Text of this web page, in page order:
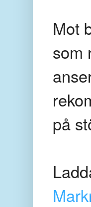
Mot
som
på